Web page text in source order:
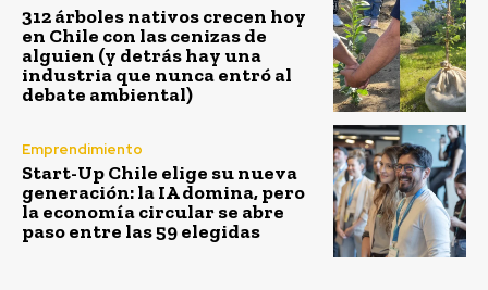
312 árboles nativos crecen hoy
en Chile con las cenizas de
alguien (y detrás hay una
industria que nunca entró al
debate ambiental)
Emprendimiento
Start-Up Chile elige su nueva
generación: la IA domina, pero
la economía circular se abre
paso entre las 59 elegidas